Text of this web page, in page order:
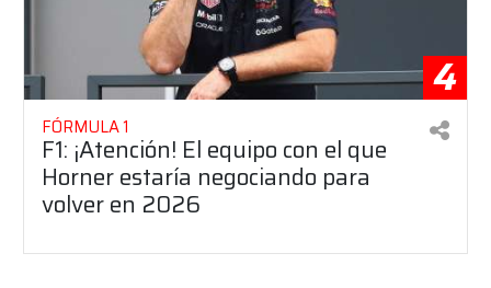
4
FÓRMULA 1
F1: ¡Atención! El equipo con el que
Horner estaría negociando para
volver en 2026